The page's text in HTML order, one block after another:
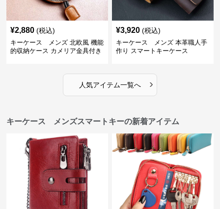
¥2,880 (税込)
キーケース メンズ 北欧風 機能
的収納ケース カメリア金具付き
¥3,920 (税込)
キーケース メンズ 本革職人手
作り スマートキーケース
人気アイテム一覧へ ›
キーケース メンズスマートキーの新着アイテム